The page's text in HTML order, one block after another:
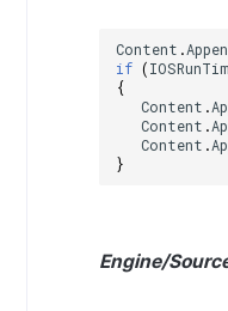
Content .
if (
{
Content .
Content .
Content .
}
Engine/